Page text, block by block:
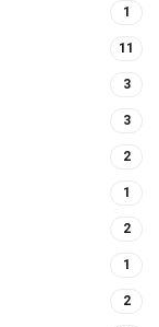
1
11
3
3
2
1
2
1
2